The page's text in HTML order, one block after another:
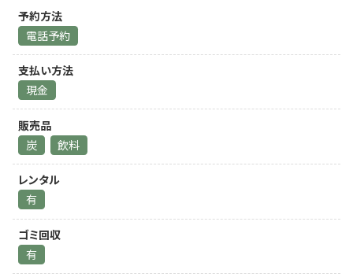
予約方法
電話予約
支払い方法
現金
販売品
炭
飲料
レンタル
有
ゴミ回収
有